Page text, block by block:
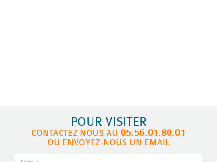
POUR VISITER
CONTACTEZ NOUS AU 05.56.01.80.01
OU ENVOYEZ-NOUS UN EMAIL